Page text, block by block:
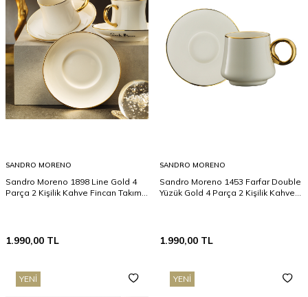
SANDRO MORENO
Sandro Moreno 1898 Line Gold 4
Parça 2 Kişilik Kahve Fincan Takımı
1.990,00 TL
SANDRO MORENO
Sandro Moreno 1453 Farfar Double
Yüzük Gold 4 Parça 2 Kişilik Kahve
1.990,00 TL
YENI YENI